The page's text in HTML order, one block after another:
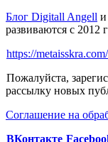
Блог Digitall Angell
развиваются с 2012
https://
Пожалуйста,
рассылку новых
Соглашение на
ВКонтакте